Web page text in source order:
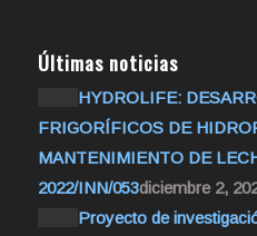
Últimas noticias
HYDROLIFE:
FRIGORÍFICOS DE
MANTENIMIENTO DE
2022/INN/053diciembre 2,
Proyecto de